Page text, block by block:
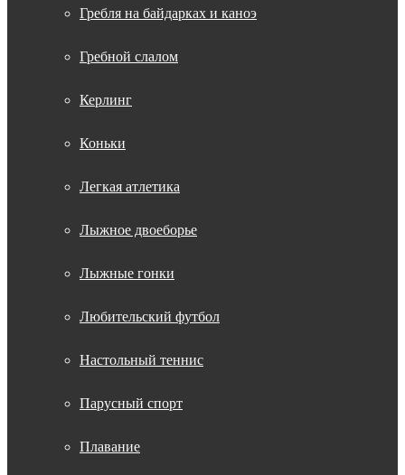
Гребля на байдарках и каноэ
Гребной слалом
Керлинг
Коньки
Легкая атлетика
Лыжное двоеборье
Лыжные гонки
Любительский футбол
Настольный теннис
Парусный спорт
Плавание